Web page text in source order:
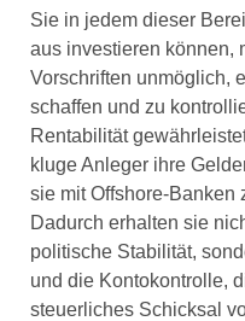
Sie in jedem dieser
aus investieren können,
Vorschriften unmöglich,
schaffen und zu
Rentabilität
kluge Anleger ihre
sie mit Offshore-Banken
Dadurch erhalten sie
politische Stabilität,
und die Kontokontrolle,
steuerliches Schicksal